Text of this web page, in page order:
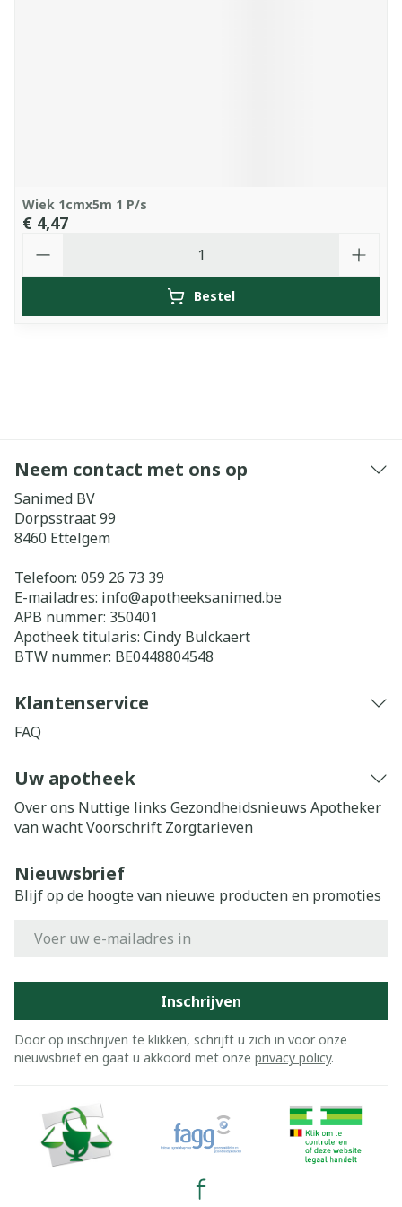
Wiek 1cmx5m 1 P/s
€ 4,47
Bestel
Neem contact met ons op
Sanimed BV
Dorpsstraat 99
8460 Ettelgem
Telefoon: 059 26 73 39
E-mailadres: info@apotheeksanimed.be
APB nummer: 350401
Apotheek titularis: Cindy Bulckaert
BTW nummer: BE0448804548
Klantenservice
FAQ
Uw apotheek
Over ons Nuttige links Gezondheidsnieuws Apotheker
van wachtVoorschrift Zorgtarieven
Nieuwsbrief
Blijf op de hoogte van nieuwe producten en promoties
Inschrijven
Door op inschrijven te klikken, schrijft u zich in voor onze
nieuwsbrief en gaat u akkoord met onze privacy policy.